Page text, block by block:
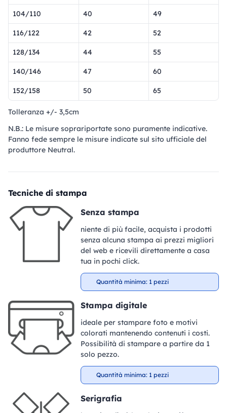
104/110 40 49
116/122 42 52
128/134 44 55
140/146 47 60
152/158 50 65
Tolleranza +/- 3,5cm
N.B.: Le misure soprariportate sono puramente indicative.
Fanno fede sempre le misure indicate sul sito ufficiale del
produttore Neutral.
Tecniche di stampa
Senza stampa
niente di più facile, acquista i prodotti
senza alcuna stampa ai prezzi migliori
del web e ricevili direttamente a casa
tua in pochi click.
Quantità minima: 1 pezzi
Stampa digitale
ideale per stampare foto e motivi
colorati mantenendo contenuti i costi.
Possibilità di stampare a partire da 1
solo pezzo.
Quantità minima: 1 pezzi
Serigrafia